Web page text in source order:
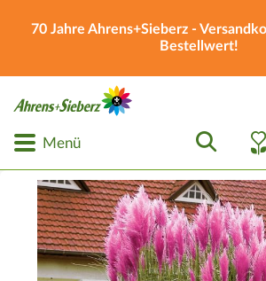
70 Jahre Ahrens+Sieberz -
Bestellwert!
Menü